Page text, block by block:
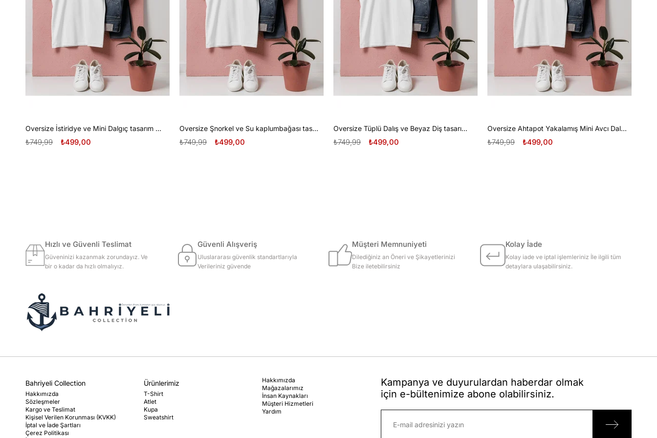
Oversize İstiridye ve Mini Dalgıç tasarım unisex T-shirt
₺499,00
₺749,99
Oversize Şnorkel ve Su kaplumbağası tasarım unisex T-shirt
₺499,00
₺749,99
Oversize Tüplü Dalış ve Beyaz Diş tasarım unisex T-shirt
₺499,00
₺749,99
Oversize Ahtapot Yakalamış Mini Avcı Dalgıç Tasarım unisex T-shirt
₺499,00
₺749,99
Hızlı ve Güvenli Teslimat
Güveninizi kazanmak zorundayız. Ve
bir o kadar da hızlı olmalıyız.
Güvenli Alışveriş
Uluslararası güvenlik standartlarıyla
Verileriniz güvende
Müşteri Memnuniyeti
Dilediğiniz an Öneri ve Şikayetlerinizi
Bize iletebilirsiniz
Kolay İade
Kolay iade ve iptal işlemleriniz İle ilgili tüm
detaylara ulaşabilirsiniz.
Bahriyeli Collection
Hakkımızda
Sözleşmeler
Kargo ve Teslimat
Kişisel Verilen Korunması (KVKK)
İptal ve İade Şartları
Çerez Politikası
Ürünlerimiz
T-Shirt
Atlet
Kupa
Sweatshirt
Hakkımızda
Mağazalarımız
İnsan Kaynakları
Müşteri Hizmetleri
Yardım
Kampanya ve duyurulardan haberdar olmak
için e-bültenimize abone olabilirsiniz.